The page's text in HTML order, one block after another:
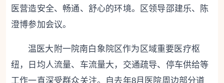
医营造安全、畅通、舒心的环境。区领导邵建乐、陈
澄博参加会议。
温医大附一院南白象院区作为区域重要医疗枢
纽，日均人流量、车流量大，交通疏导、停车供给等
工作一直深受群众关注。自去年8月医院周边部分道